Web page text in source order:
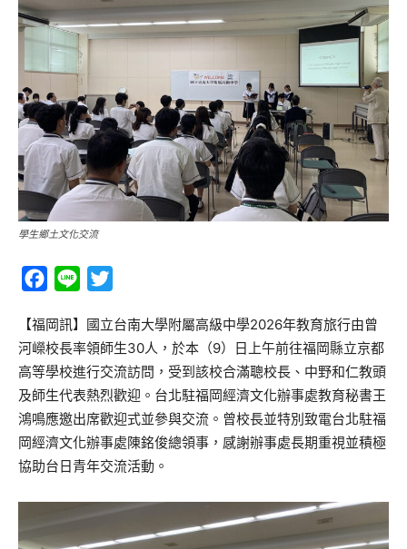
學生鄉土文化交流
Facebook
Line
【福岡訊】國立台南大學附屬高級中學2026年教育旅行由曾
河嶸校長率領師生30人，於本（9）日上午前往福岡縣立京都
高等學校進行交流訪問，受到該校合滿聰校長、中野和仁教頭
及師生代表熱烈歡迎。台北駐福岡經濟文化辦事處教育秘書王
鴻鳴應邀出席歡迎式並參與交流。曾校長並特別致電台北駐福
岡經濟文化辦事處陳銘俊總領事，感謝辦事處長期重視並積極
協助台日青年交流活動。